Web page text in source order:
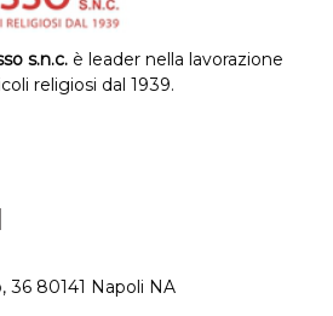
s.n.c. è leader nella lavorazione
religiosi dal 1939.
36 80141 Napoli NA